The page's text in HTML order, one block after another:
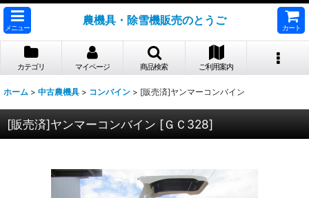
メニュー
農機具・除雪機販売のとうご
カート
カテゴリ マイページ 商品検索 ご利用案内
ホーム > 中古農機具 > コンバイン > [販売済]ヤンマーコンバイン
[販売済]ヤンマーコンバイン [ＧＣ328]